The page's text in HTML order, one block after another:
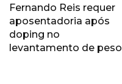
Fernando Reis requer
aposentadoria após
doping no
levantamento de peso